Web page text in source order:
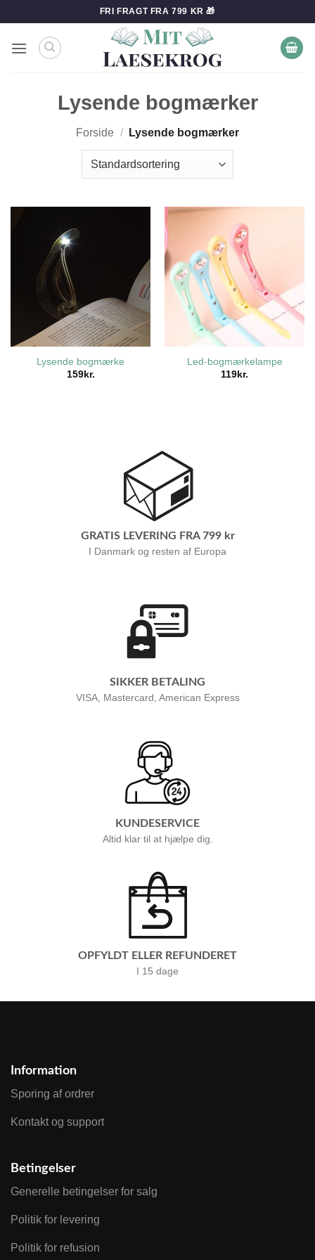
til
indhold
FRI FRAGT FRA 799 KR 🎁
Lysende bogmærker
Forside / Lysende bogmærker
Lysende bogmærke
159kr.
Led-bogmærkelampe
119 kr.
GRATIS LEVERING FRA 799 kr
I Danmark og resten af Europa
SIKKER BETALING
VISA, Mastercard, American Express
KUNDESERVICE
Altid klar til at hjælpe dig.
OPFYLDT ELLER REFUNDERET
I 15 dage
Information
Sporing af ordrer
Kontakt og support
Betingelser
Generelle betingelser for salg
Politik for levering
Politik for refusion